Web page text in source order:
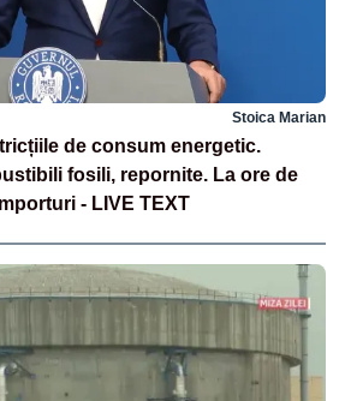
Stoica Marian
de consum energetic.
fosili, repornite. La ore de
- LIVE TEXT